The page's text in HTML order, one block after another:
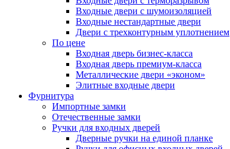
Входные двери с шумоизоляцией
Входные нестандартные двери
Двери с трехконтурным уплотнением
По цене
Входная дверь бизнес-класса
Входная дверь премиум-класса
Металлические двери «эконом»
Элитные входные двери
Фурнитура
Импортные замки
Отечественные замки
Ручки для входных дверей
Дверные ручки на единой планке